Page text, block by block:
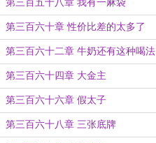
第三百五十八章 我有一麻袋
第三百六十章 性价比差的太多了
第三百六十二章 牛奶还有这种喝法
第三百六十四章 大金主
第三百六十六章 假太子
第三百六十八章 三张底牌